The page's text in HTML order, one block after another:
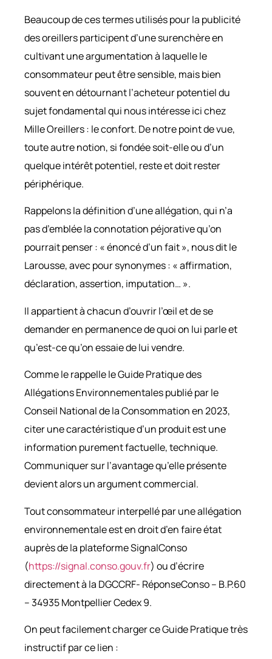
Beaucoup de ces termes utilisés pour la publicité
des oreillers participent d’une surenchère en
cultivant une argumentation à laquelle le
consommateur peut être sensible, mais bien
souvent en détournant l’acheteur potentiel du
sujet fondamental qui nous intéresse ici chez
Mille Oreillers : le confort. De notre point de vue,
toute autre notion, si fondée soit-elle ou d’un
quelque intérêt potentiel, reste et doit rester
périphérique.
Rappelons la définition d’une allégation, qui n’a
pas d’emblée la connotation péjorative qu’on
pourrait penser : « énoncé d’un fait », nous dit le
Larousse, avec pour synonymes : « affirmation,
déclaration, assertion, imputation… ».
Il appartient à chacun d’ouvrir l’œil et de se
demander en permanence de quoi on lui parle et
qu’est-ce qu’on essaie de lui vendre.
Comme le rappelle le Guide Pratique des
Allégations Environnementales publié par le
Conseil National de la Consommation en 2023,
citer une caractéristique d’un produit est une
information purement factuelle, technique.
Communiquer sur l’avantage qu’elle présente
devient alors un argument commercial.
Tout consommateur interpellé par une allégation
environnementale est en droit d’en faire état
auprès de la plateforme SignalConso
(https://signal.conso.gouv.fr) ou d’écrire
directement à la DGCCRF- RéponseConso – B.P.60
– 34935 Montpellier Cedex 9.
On peut facilement charger ce Guide Pratique très
instructif par ce lien :